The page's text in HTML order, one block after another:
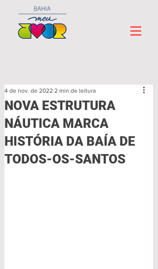
NOVA ESTRUTURA
NÁUTICA MARCA
HISTÓRIA DA BAÍA DE
TODOS-OS-SANTOS
4 de nov. de 2022 2 min de leitura